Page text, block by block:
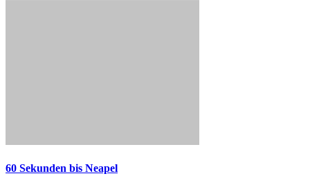
60 Sekunden bis Neapel